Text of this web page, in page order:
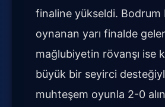
finaline yükseldi. Bodrum
oynanan yarı finalde
mağlubiyetin rövanşı ise
büyük bir seyirci
muhteşem oyunla 2-0